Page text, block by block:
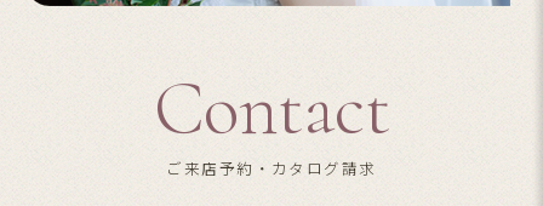
Contact
ご来店予約・カタログ請求